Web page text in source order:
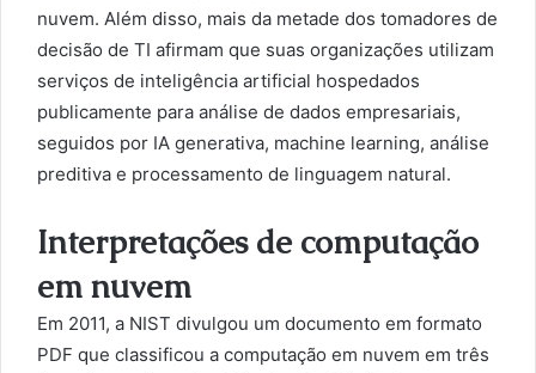
nuvem. Além disso, mais da metade dos tomadores de
decisão de TI afirmam que suas organizações utilizam
serviços de inteligência artificial hospedados
publicamente para análise de dados empresariais,
seguidos por IA generativa, machine learning, análise
preditiva e processamento de linguagem natural.
Interpretações de computação
em nuvem
Em 2011, a NIST divulgou um documento em formato
PDF que classificou a computação em nuvem em três